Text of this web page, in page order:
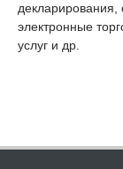
декларирования,
электронные
услуг и др.